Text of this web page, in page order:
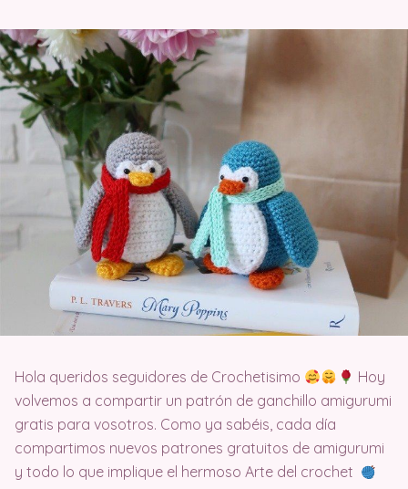
Hola queridos seguidores de Crochetisimo
Hoy
volvemos a compartir un patrón de ganchillo amigurumi
gratis para vosotros. Como ya sabéis, cada día
compartimos nuevos patrones gratuitos de amigurumi
y todo lo que implique el hermoso Arte del crochet